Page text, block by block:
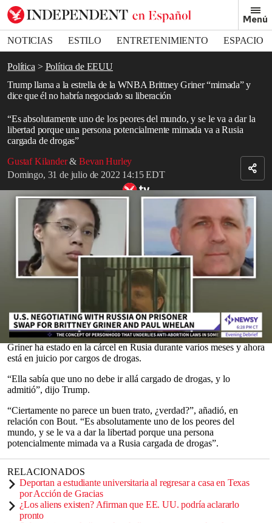
Menú
NOTICIAS ESTILO ENTRETENIMIENTO
ESPACIO
DEPORTES
Política
Política de EEUU
Trump llama a la estrella de la WNBA Brittney Griner “mimada” y
dice que él no habría negociado su liberación
“Es absolutamente uno de los peores del mundo, y se le va a dar la
libertad porque una persona potencialmente mimada va a Rusia
cargada de drogas”
Gustaf Kilander & Bevan Hurley
Domingo, 31 de julio de 2022 14:15 EDT
Bookmark popover
Removed from bookmarks
Close popover
seconds
seconds
Vídeo relacionado: Estados Unidos negocia con Rusia el
intercambio de prisioneros por Griner
Read in English
Donald Trump
criticó la propuesta de intercambio de prisioneros
entre Estados Unidos y
Rusia, que incluye a la estrella de la
y al exmarine Paul Whelan a cambio del
traficante de armas ruso Viktor Bout.
Trump participó el sábado enThe Clay Travis & Buck Sexton
Show.
Griner ha estado en la cárcel en Rusia durante varios meses y ahora
está en juicio por cargos de drogas.
“Ella sabía que uno no debe ir allá cargado de drogas, y lo
admitió”, dijo Trump.
“Ciertamente no parece un buen trato, ¿verdad?”, añadió, en
relación con Bout. “Es absolutamente uno de los peores del
mundo, y se le va a dar la libertad porque una persona
potencialmente mimada va a Rusia cargada de drogas”.
RELACIONADOS
Deportan a estudiante universitaria al regresar a casa en Texas
por Acción de Gracias
¿Los aliens existen? Afirman que EE. UU. podría aclararlo
pronto